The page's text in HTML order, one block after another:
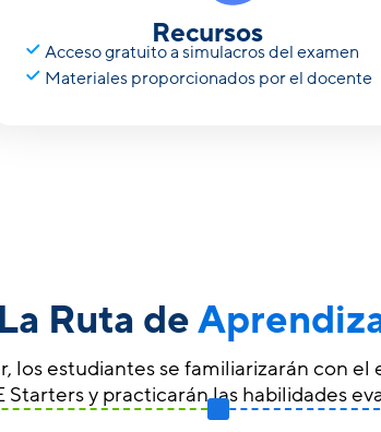
Recursos
Acceso gratuito a simulacros del examen
Materiales proporcionados por el docente
La Ruta de
los estudiantes se familiarizarán con el
Starters y practicarán las habilidades